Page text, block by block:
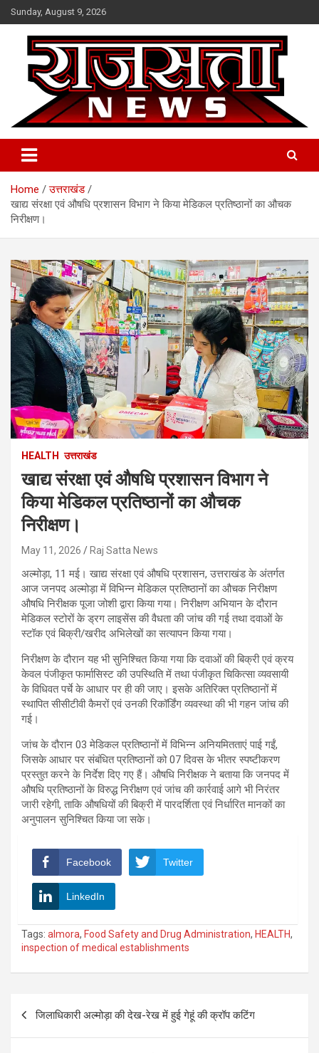
Skip
to
content
Sunday, August 9, 2026
Raj Satta News
Home
उत्तराखंड
खाद्य संरक्षा एवं औषधि प्रशासन विभाग ने किया मेडिकल प्रतिष्ठानों का औचक
निरीक्षण।
HEALTH उत्तराखंड
खाद्य संरक्षा एवं औषधि प्रशासन विभाग ने
किया मेडिकल प्रतिष्ठानों का औचक
निरीक्षण।
May 11, 2026 Raj Satta News
अल्मोड़ा, 11 मई। खाद्य संरक्षा एवं औषधि प्रशासन, उत्तराखंड के अंतर्गत
आज जनपद अल्मोड़ा में विभिन्न मेडिकल प्रतिष्ठानों का औचक निरीक्षण
औषधि निरीक्षक पूजा जोशी द्वारा किया गया। निरीक्षण अभियान के दौरान
मेडिकल स्टोरों के ड्रग लाइसेंस की वैधता की जांच की गई तथा दवाओं के
स्टॉक एवं बिक्री/खरीद अभिलेखों का सत्यापन किया गया।
निरीक्षण के दौरान यह भी सुनिश्चित किया गया कि दवाओं की बिक्री एवं क्रय
केवल पंजीकृत फार्मासिस्ट की उपस्थिति में तथा पंजीकृत चिकित्सा व्यवसायी
के विधिवत पर्चे के आधार पर ही की जाए। इसके अतिरिक्त प्रतिष्ठानों में
स्थापित सीसीटीवी कैमरों एवं उनकी रिकॉर्डिंग व्यवस्था की भी गहन जांच की
गई।
जांच के दौरान 03 मेडिकल प्रतिष्ठानों में विभिन्न अनियमितताएं पाई गईं,
जिसके आधार पर संबंधित प्रतिष्ठानों को 07 दिवस के भीतर स्पष्टीकरण
प्रस्तुत करने के निर्देश दिए गए हैं। औषधि निरीक्षक ने बताया कि जनपद में
औषधि प्रतिष्ठानों के विरुद्ध निरीक्षण एवं जांच की कार्रवाई आगे भी निरंतर
जारी रहेगी, ताकि औषधियों की बिक्री में पारदर्शिता एवं निर्धारित मानकों का
अनुपालन सुनिश्चित किया जा सके।
Facebook Twitter
LinkedIn
Tags: almora, Food Safety and Drug Administration, HEALTH,
inspection of medical establishments
जिलाधिकारी अल्मोड़ा की देख-रेख में हुई गेहूं की क्रॉप कटिंग